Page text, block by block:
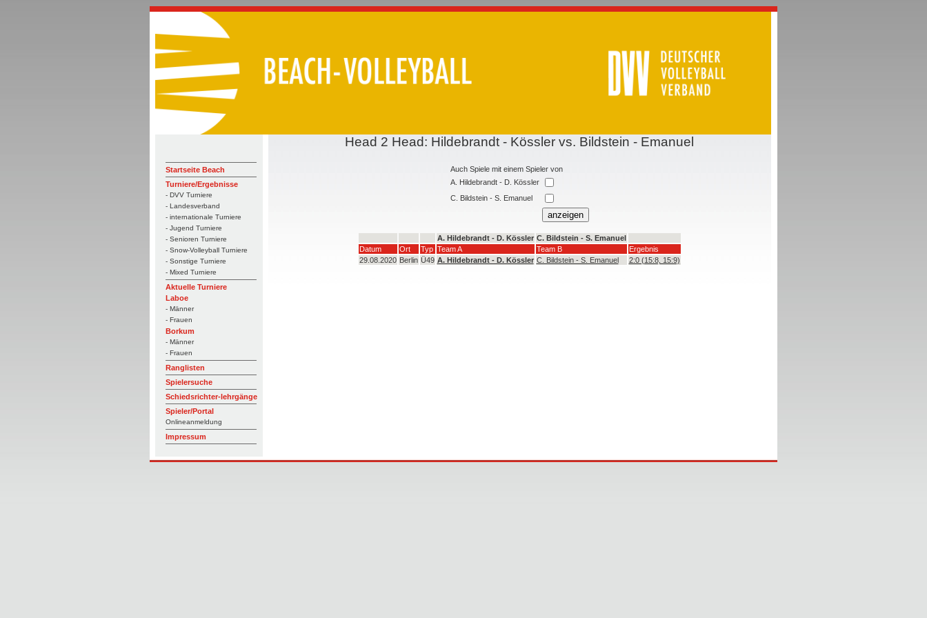
Startseite Beach
Turniere/Ergebnisse
- DVV Turniere
- Landesverband
- internationale Turniere
- Jugend Turniere
- Senioren Turniere
- Snow-Volleyball Turniere
- Sonstige Turniere
- Mixed Turniere
Aktuelle Turniere
Laboe
- Männer
- Frauen
Borkum
- Männer
- Frauen
Ranglisten
Spielersuche
Schiedsrichter-lehrgänge
Spieler/Portal
Onlineanmeldung
Impressum
Head 2 Head: Hildebrandt - Kössler vs. Bildstein - Emanuel
Auch Spiele mit einem Spieler von
A. Hildebrandt - D. Kössler
C. Bildstein - S. Emanuel
A. Hildebrandt - D. Kössler C. Bildstein - S. Emanuel
Datum
Ort Typ Team A Team B
Ergebnis
29.08.2020 Berlin Ü49 A. Hildebrandt - D. Kössler C. Bildstein - S. Emanuel 2:0 (15:8, 15:9)